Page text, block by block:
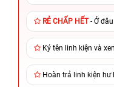
RẺ CHẤP HẾT- Ở
Ký tên linh kiện và
Hoàn trả linh kiện hư